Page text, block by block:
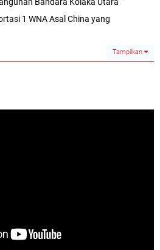
Bandara Kolaka Utara
1 WNA Asal China yang
Tampilkan